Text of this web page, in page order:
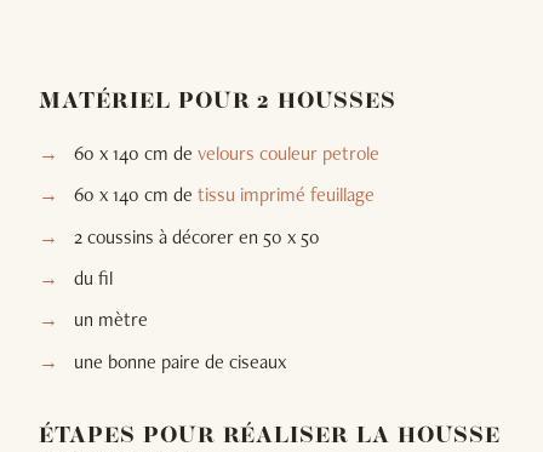
MATÉRIEL POUR 2 HOUSSES
60 x 140 cm de velours couleur petrole
60 x 140 cm de tissu imprimé feuillage
2 coussins à décorer en 50 x 50
du fil
un mètre
une bonne paire de ciseaux
ÉTAPES POUR RÉALISER LA HOUSSE